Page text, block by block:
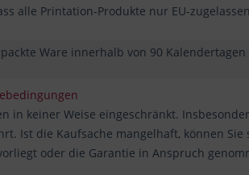
alle Printation-Produkte nur EU-
Ware innerhalb von 90 Kalendertagen
in keiner Weise eingeschränkt.
Ist die Kaufsache mangelhaft, können Sie
oder die Garantie in Anspruch